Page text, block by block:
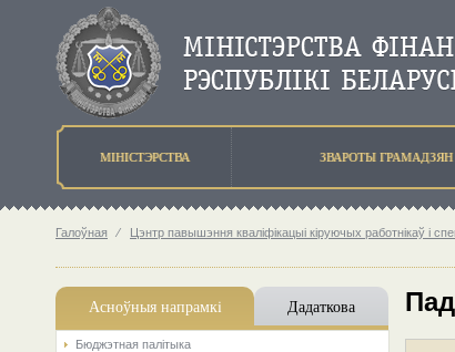
МIНIСТЭРСТВА ЗВАРОТЫ
Галоўная ⁄ Цэнтр павышэння кваліфікацыі кiруючых работнiкаў i
Асноўныя напрамкi Дадаткова
Бюджэтная палiтыка